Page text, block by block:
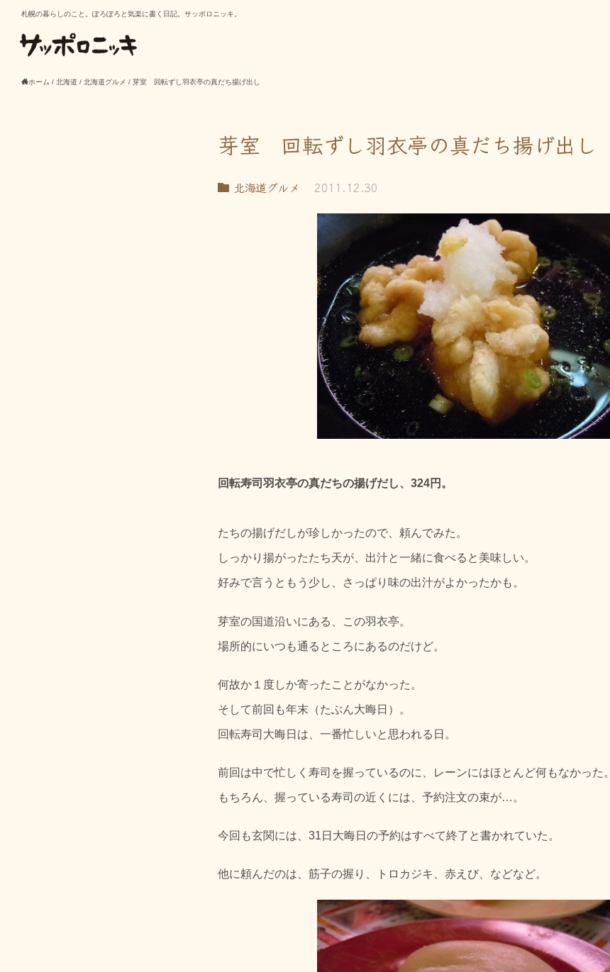
札幌の暮らしのこと。ぽろぽろと気楽に書く日記。サッポロニッキ。
ホーム / 北海道 / 北海道グルメ / 芽室 回転ずし羽衣亭の真だち揚げ出し
芽室 回転ずし羽衣亭の真だち揚げ出し
北海道グルメ 2011.12.30
回転寿司羽衣亭の真だちの揚げだし、324円。
たちの揚げだしが珍しかったので、頼んでみた。
しっかり揚がったたち天が、出汁と一緒に食べると美味しい。
好みで言うともう少し、さっぱり味の出汁がよかったかも。
芽室の国道沿いにある、この羽衣亭。
場所的にいつも通るところにあるのだけど。
何故か１度しか寄ったことがなかった。
そして前回も年末（たぶん大晦日）。
回転寿司大晦日は、一番忙しいと思われる日。
前回は中で忙しく寿司を握っているのに、レーンにはほとんど何もなかった。
もちろん、握っている寿司の近くには、予約注文の束が…。
今回も玄関には、31日大晦日の予約はすべて終了と書かれていた。
他に頼んだのは、筋子の握り、トロカジキ、赤えび、などなど。